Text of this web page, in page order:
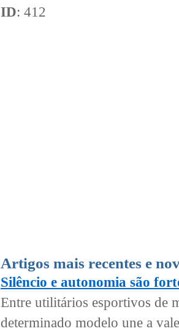
ID: 412
Artigos mais recentes e
Silêncio e autonomia são
Entre utilitários esportivos de
determinado modelo une a